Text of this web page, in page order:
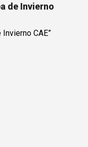
de Invierno